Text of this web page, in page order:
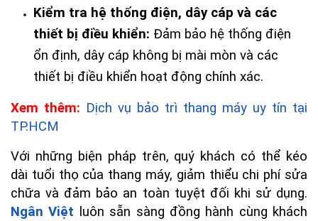
Kiểm tra hệ thống điện, dây cáp và các
thiết bị điều khiển: Đảm bảo hệ thống điện
ổn định, dây cáp không bị mài mòn và các
thiết bị điều khiển hoạt động chính xác.
Xem thêm: Dịch vụ bảo trì thang máy uy tín tại
TP.HCM
Với những biện pháp trên, quý khách có thể kéo
dài tuổi thọ của thang máy, giảm thiểu chi phí sửa
Ngân Việt luôn sẵn sàng đồng hành cùng khách